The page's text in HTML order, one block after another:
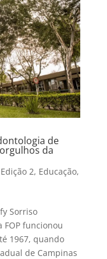
de
da
Edição 2, Educação,
Sorriso
FOP funcionou
1967, quando
de Campinas